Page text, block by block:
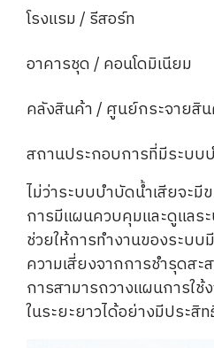
โรงแรม / รีสอร์ท
อาคารชุด / คอนโดมิเนียม
คลังสินค้า / ศูนย์กระจายสิ
สถานประกอบการที่มีระบบ
ไม่ว่าระบบบำบัดน้ำเสียจะ
การมีแผนควบคุมและดูแลร
ช่วยให้การทำงานของระบ
ความเสี่ยงจากการชำรุดสะ
การสามารถวางแผนการใช้
ในระยะยาวได้อย่างมีประสิ